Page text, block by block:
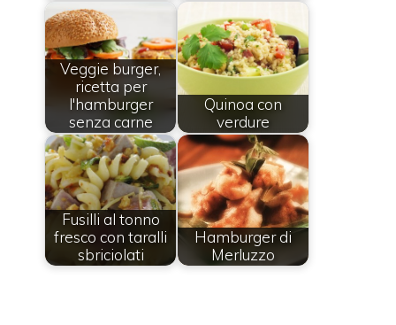
Veggie burger,
ricetta per
l'hamburger
senza carne
Quinoa con
verdure
Fusilli al tonno
fresco con taralli
sbriciolati
Hamburger di
Merluzzo